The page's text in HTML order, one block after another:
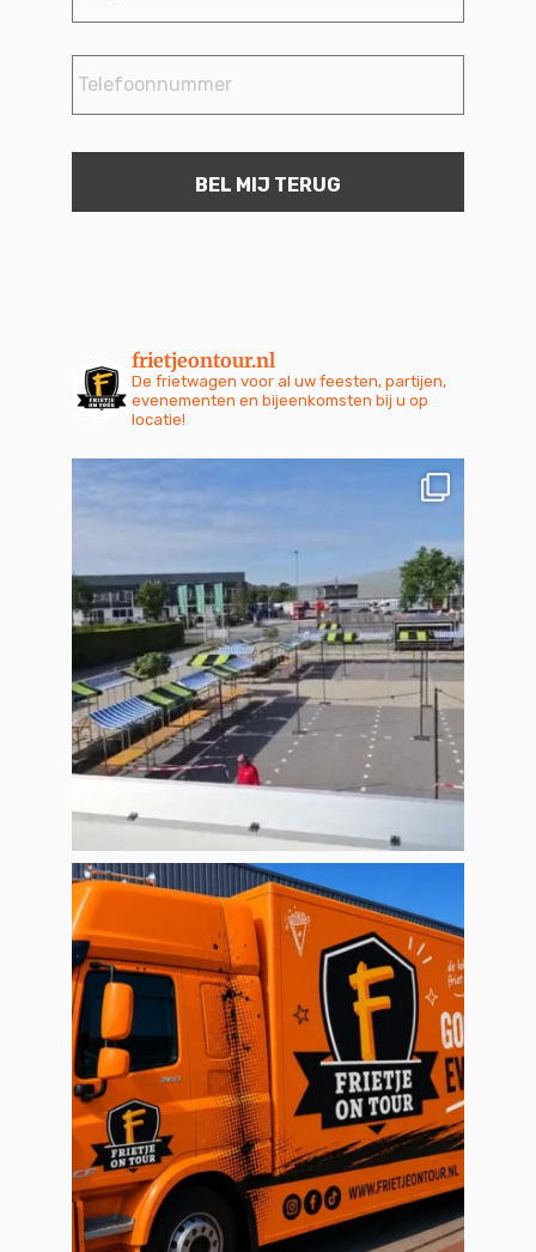
Telefoonnummer *
frietjeontour.nl
De frietwagen voor al uw feesten, partijen,
evenementen en bijeenkomsten bij u op
locatie!